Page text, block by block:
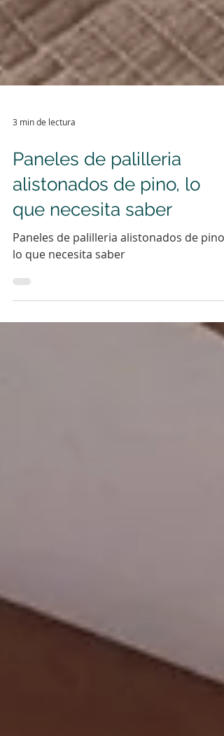
3 min de lectura
Paneles de palilleria
alistonados de pino, lo
que necesita saber
Paneles de palilleria alistonados de pino,